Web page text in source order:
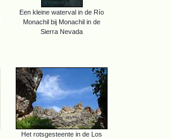
Een kleine waterval in de Río
Monachil bij Monachil in de
Sierra Nevada
Het rotsgesteente in de Los